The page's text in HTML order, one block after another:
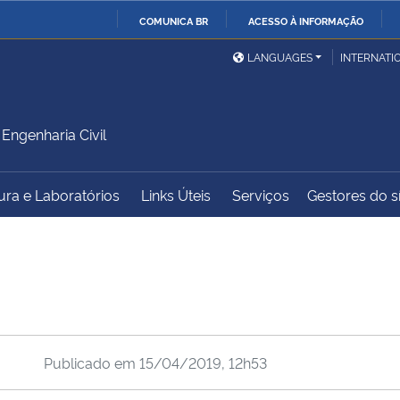
COMUNICA BR ACESSO À INFORMAÇÃO
Ministério da Defesa
Ministério das Relações
Exteriores
Ministério do
Controladoria-Geral da
LANGUAGES
Civil
e Laboratórios Links Úteis Serviços Gestores do
Publicado em 15/04/2019, 12h53